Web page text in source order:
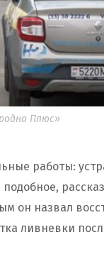
Плюс»
работы:
он назвал
ливневки